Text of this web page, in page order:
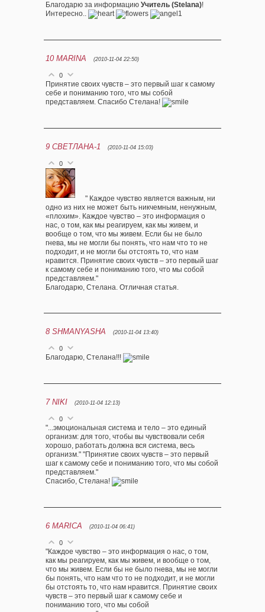
Благодарю за информацию Учитель (Stelana)!
Интересно..
10 MARINA (2010-11-04 22:50)
0
Принятие своих чувств – это первый шаг к самому
себе и пониманию того, что мы собой
представляем. Спасибо Стелана!
9 СВЕТЛАНА-1 (2010-11-04 15:03)
0
" Каждое чувство является важным, ни
одно из них не может быть никчемным, ненужным,
«плохим». Каждое чувство – это информация о
нас, о том, как мы реагируем, как мы живем, и
вообще о том, что мы живем. Если бы не было
гнева, мы не могли бы понять, что нам что то не
подходит, и не могли бы отстоять то, что нам
нравится. Принятие своих чувств – это первый шаг
к самому себе и пониманию того, что мы собой
представляем."
Благодарю, Стелана. Отличная статья.
8 SHMANYASHA (2010-11-04 13:40)
0
Благодарю, Стелана!!!
7 NIKI (2010-11-04 12:13)
0
"...эмоциональная система и тело – это единый
организм: для того, чтобы вы чувствовали себя
хорошо, работать должна вся система, весь
организм." "Принятие своих чувств – это первый
шаг к самому себе и пониманию того, что мы собой
представляем."
Спасибо, Стелана!
6 MARICA (2010-11-04 06:41)
0
"Каждое чувство – это информация о нас, о том,
как мы реагируем, как мы живем, и вообще о том,
что мы живем. Если бы не было гнева, мы не могли
бы понять, что нам что то не подходит, и не могли
бы отстоять то, что нам нравится. Принятие своих
чувств – это первый шаг к самому себе и
пониманию того, что мы собой